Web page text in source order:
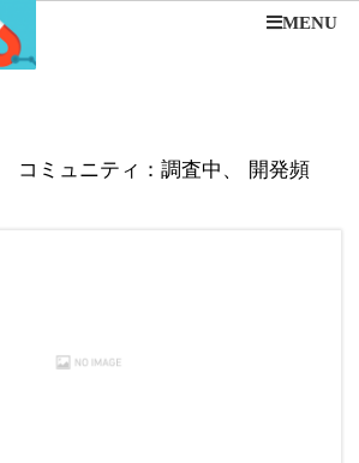
MENU
コミュニティ：調査中、 開発頻